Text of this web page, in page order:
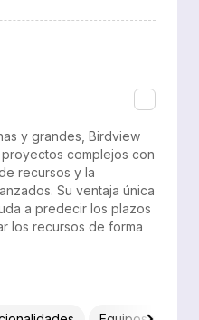
y grandes, Birdview
complejos con
recursos y la
Su ventaja única
a predecir los plazos
los recursos de forma